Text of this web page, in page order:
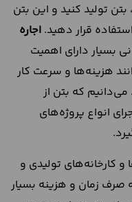
تولید کنید و این بتن
قرار دهید. اجاره
بسیار دارای اهمیت
هزینه‌ها و سرعت کار
که بتن از
انواع پروژه‌های
کارخانه‌های تولیدی و
صرف زمان و هزینه بسیار